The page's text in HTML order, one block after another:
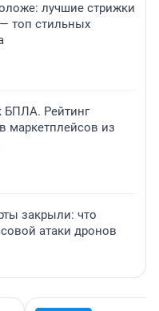
лучшие стрижки
топ стильных
БПЛА. Рейтинг
маркетплейсов из
закрыли: что
атаки дронов